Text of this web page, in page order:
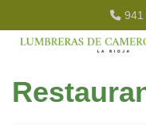
941